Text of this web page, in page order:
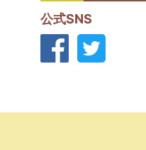
公式SNS